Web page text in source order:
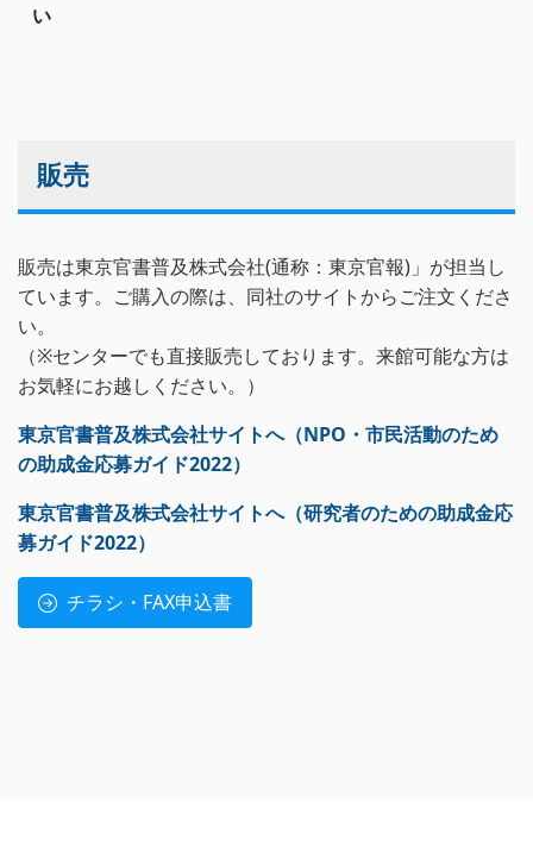
い
販売
販売は東京官書普及株式会社(通称：東京官報)」が担当し
ています。ご購入の際は、同社のサイトからご注文くださ
い。
（※センターでも直接販売しております。来館可能な方は
お気軽にお越しください。）
東京官書普及株式会社サイトへ（NPO・市民活動のため
の助成金応募ガイド2022）
東京官書普及株式会社サイトへ（研究者のための助成金応
募ガイド2022）
チラシ・FAX申込書